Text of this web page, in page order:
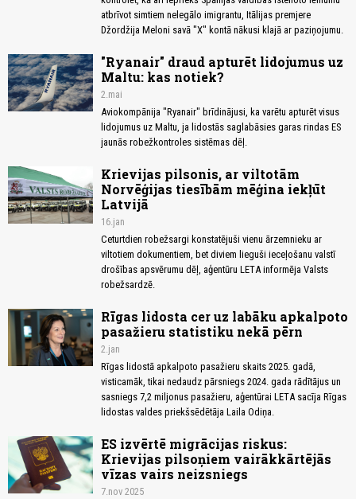
atbrīvot simtiem nelegālo imigrantu, Itālijas premjere
Džordžija Meloni savā "X" kontā nākusi klajā ar paziņojumu.
"Ryanair" draud apturēt lidojumus uz
Maltu: kas notiek?
2.mai
Aviokompānija "Ryanair" brīdinājusi, ka varētu apturēt visus
lidojumus uz Maltu, ja lidostās saglabāsies garas rindas ES
jaunās robežkontroles sistēmas dēļ.
Krievijas pilsonis, ar viltotām
Norvēģijas tiesībām mēģina iekļūt
Latvijā
16.jan
Ceturtdien robežsargi konstatējuši vienu ārzemnieku ar
viltotiem dokumentiem, bet diviem lieguši ieceļošanu valstī
drošības apsvērumu dēļ, aģentūru LETA informēja Valsts
robežsardzē.
Rīgas lidosta cer uz labāku apkalpoto
pasažieru statistiku nekā pērn
2.jan
Rīgas lidostā apkalpoto pasažieru skaits 2025. gadā,
visticamāk, tikai nedaudz pārsniegs 2024. gada rādītājus un
sasniegs 7,2 miljonus pasažieru, aģentūrai LETA sacīja Rīgas
lidostas valdes priekšsēdētāja Laila Odiņa.
ES izvērtē migrācijas riskus:
Krievijas pilsoņiem vairākkārtējās
vīzas vairs neizsniegs
7.nov 2025